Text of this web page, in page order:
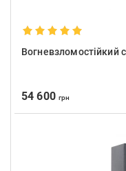
Вогневзломостійкий
54 600грн